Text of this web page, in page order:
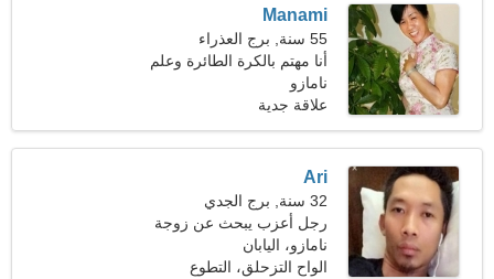
Manami
55 سنة, برج العذراء
أنا مهتم بالكرة الطائرة وعلم
النفس
نامازو
علاقة جدية
Ari
32 سنة, برج الجدي
رجل أعزب يبحث عن زوجة
نامازو، اليابان
الواح التزحلق، التطوع